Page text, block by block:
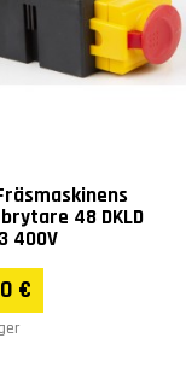
48 DKLD
400V
€